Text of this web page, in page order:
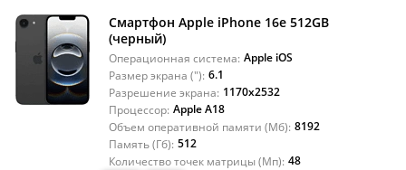
Смартфон Apple iPhone 16e 512GB
(черный)
Операционная система: Apple iOS
Размер экрана ("): 6.1
Разрешение экрана: 1170x2532
Процессор: Apple A18
Объем оперативной памяти (Мб): 8192
Память (Гб): 512
Количество точек матрицы (Мп): 48